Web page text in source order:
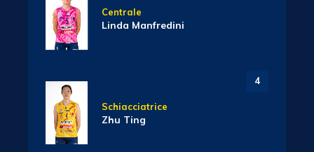
Centrale
Linda Manfredini
4
Schiacciatrice
Zhu Ting